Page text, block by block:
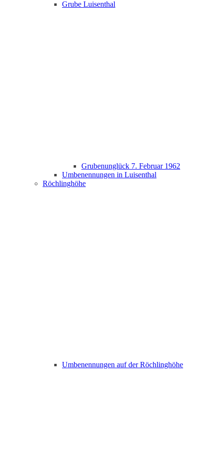
Grube Luisenthal
Grubenunglück 7. Februar 1962
Umbenennungen in Luisenthal
Röchlinghöhe
Umbenennungen auf der Röchlinghöhe